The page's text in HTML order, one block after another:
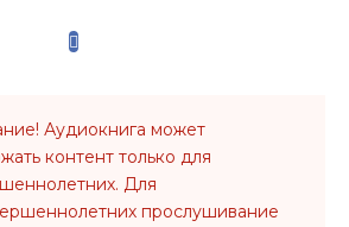
Аудиокнига может
контент только для
Для
прослушивание